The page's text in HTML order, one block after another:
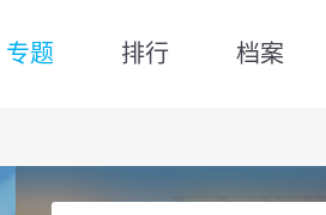
专题 排行 档案